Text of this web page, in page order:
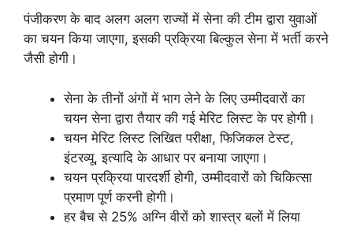
पंजीकरण के बाद अलग अलग राज्यों में सेना की टीम द्वारा युवाओं
का चयन किया जाएगा, इसकी प्रक्रिया बिल्कुल सेना में भर्ती करने
जैसी होगी।
सेना के तीनों अंगों में भाग लेने के लिए उम्मीदवारों का
चयन सेना द्वारा तैयार की गई मेरिट लिस्ट के पर होगी।
चयन मेरिट लिस्ट लिखित परीक्षा, फिजिकल टेस्ट,
इंटरव्यू, इत्यादि के आधार पर बनाया जाएगा।
चयन प्रक्रिया पारदर्शी होगी, उम्मीदवारों को चिकित्सा
प्रमाण पूर्ण करनी होगी।
हर बैच से 25% अग्नि वीरों को शास्त्र बलों में लिया